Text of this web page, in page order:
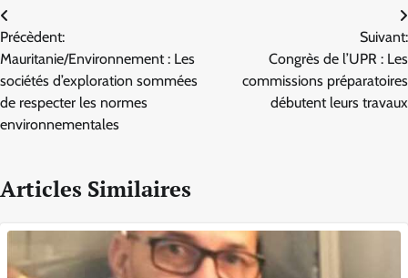
Navigation
de
l’article
Précèdent:
Mauritanie/Environnement : Les
sociétés d’exploration sommées
de respecter les normes
environnementales
Suivant:
Congrès de l’UPR : Les
commissions préparatoires
débutent leurs travaux
Articles Similaires